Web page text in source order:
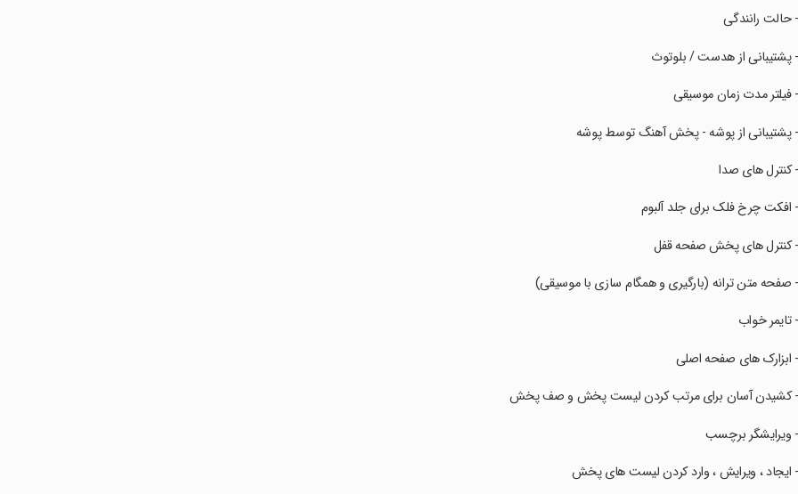
‏‏‏‏- حالت رانندگی
‏‏‏‏- پشتیبانی از هدست / بلوتوث
‏‏‏‏- فیلتر مدت زمان موسیقی
‏‏‏‏- پشتیبانی از پوشه - پخش آهنگ توسط پوشه
‏‏‏‏- کنترل های صدا
‏‏‏‏- افکت چرخ فلک برای جلد آلبوم
‏‏‏‏- کنترل های پخش صفحه قفل
‏‏‏‏- صفحه متن ترانه (بارگیری و همگام سازی با موسیقی)
‏‏‏‏- تایمر خواب
‏‏‏‏- ابزارک های صفحه اصلی
‏‏‏‏- کشیدن آسان برای مرتب کردن لیست پخش و صف پخش
‏‏‏‏- ویرایشگر برچسب
‏‏‏‏- ایجاد ، ویرایش ، وارد کردن لیست های پخش